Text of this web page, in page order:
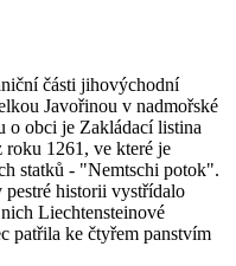
části jihovýchodní
Javořinou v nadmořské
o obci je Zakládací listina
roku 1261, ve které je
statků - "Nemtschi potok".
pestré historii vystřídalo
Liechtensteinové
patřila ke čtyřem panstvím